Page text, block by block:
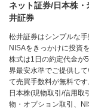
ネット証券/日本株
井証券
松井証券はシンプルな
NISAをきっかけに投資
株式は1日の約定代金が
界最安水準でご提供し
て売買手数料が無料です
日本株(現物取引/信用取
物・オプション取引、